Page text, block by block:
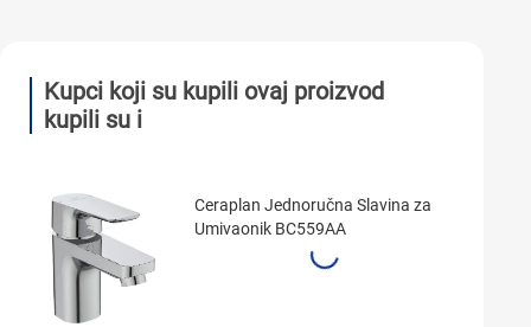
Kupci koji su kupili ovaj proizvod
kupili su i
Ceraplan Jednoručna Slavina za
Umivaonik BC559AA